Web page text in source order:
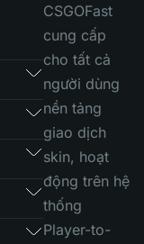
CSGOFast
cung cấp
cho tất cả
người dùng
nền tảng
giao dịch
skin, hoạt
động trên hệ
thống
Player-to-